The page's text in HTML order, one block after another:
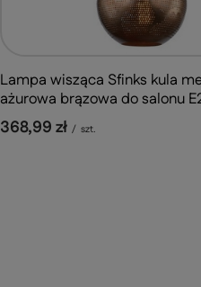
Lampa wisząca Sfinks kula
ażurowa brązowa do salonu
368,99 zł / szt.